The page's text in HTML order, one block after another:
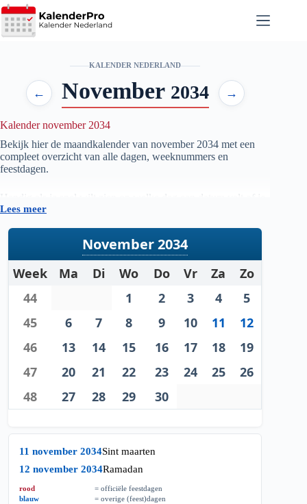
Ga
naar
de
KALENDER NEDERLAND
← November 2034 →
Kalender november 2034
Bekijk hier de maandkalender van november 2034 met een
compleet overzicht van alle dagen, weeknummers en
feestdagen.
Handig als je snel wilt zien op welke dag een datum valt of je
je planning voor de maand november
Lees meer
November 2034
Week Ma Di Wo Do Vr Za
Zo
44
1 2 3 4
5
45
6 7 8 9 10 11
12
46
13 14 15 16 17 18
19
47
20 21 22 23 24 25
26
48
27 28 29 30
11 november 2034Sint maarten
12 november 2034Ramadan
rood
= officiële feestdagen
blauw
= overige (feest)dagen